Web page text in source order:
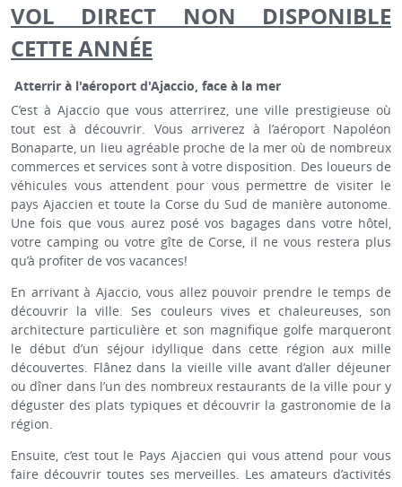
VOL DIRECT NON DISPONIBLE
CETTE ANNÉE
Atterrir à l'aéroport d'Ajaccio, face à la mer
C’est à Ajaccio que vous atterrirez, une ville prestigieuse où
tout est à découvrir. Vous arriverez à l’aéroport Napoléon
Bonaparte, un lieu agréable proche de la mer où de nombreux
commerces et services sont à votre disposition. Des loueurs de
véhicules vous attendent pour vous permettre de visiter le
pays Ajaccien et toute la Corse du Sud de manière autonome.
Une fois que vous aurez posé vos bagages dans votre hôtel,
votre camping ou votre gîte de Corse, il ne vous restera plus
qu’à profiter de vos vacances!
En arrivant à Ajaccio, vous allez pouvoir prendre le temps de
découvrir la ville. Ses couleurs vives et chaleureuses, son
architecture particulière et son magnifique golfe marqueront
le début d’un séjour idyllique dans cette région aux mille
découvertes. Flânez dans la vieille ville avant d’aller déjeuner
ou dîner dans l’un des nombreux restaurants de la ville pour y
déguster des plats typiques et découvrir la gastronomie de la
région.
Ensuite, c’est tout le Pays Ajaccien qui vous attend pour vous
faire découvrir toutes ses merveilles. Les amateurs d’activités